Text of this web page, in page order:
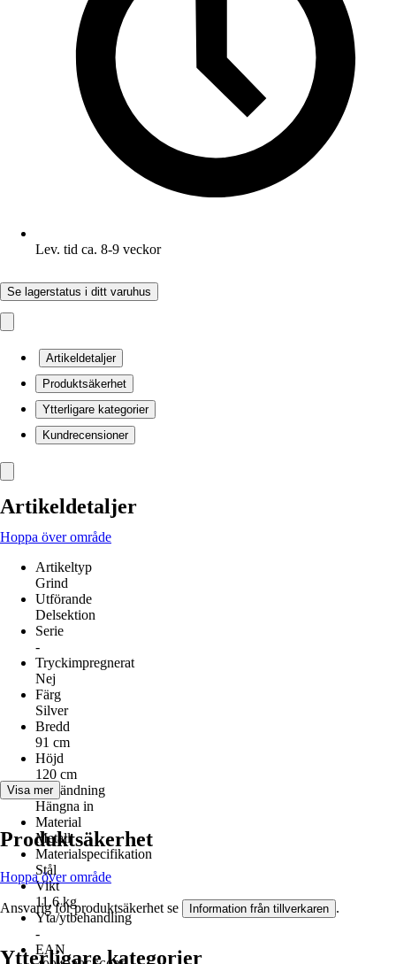
Lev. tid ca. 8-9 veckor
Se lagerstatus i ditt varuhus
Artikeldetaljer
Produktsäkerhet
Ytterligare kategorier
Kundrecensioner
Artikeldetaljer
Hoppa över område
Artikeltyp
Grind
Utförande
Delsektion
Serie
-
Tryckimpregnerat
Nej
Färg
Silver
Bredd
91 cm
Höjd
120 cm
Användning
Hängna in
Material
Metall
Materialspecifikation
Stål
Vikt
11,6 kg
Yta/ytbehandling
-
EAN
Visa mer
Produktsäkerhet
Hoppa över område
Ansvarig för produktsäkerhet se Information från tillverkaren .
Ytterligare kategorier